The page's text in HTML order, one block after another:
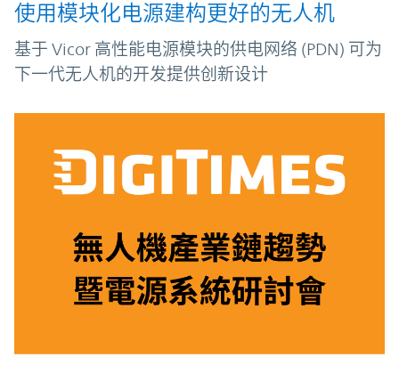
使用模块化电源建构更好的无人机
基于 Vicor 高性能电源模块的供电网络 (PDN) 可为
下一代无人机的开发提供创新设计